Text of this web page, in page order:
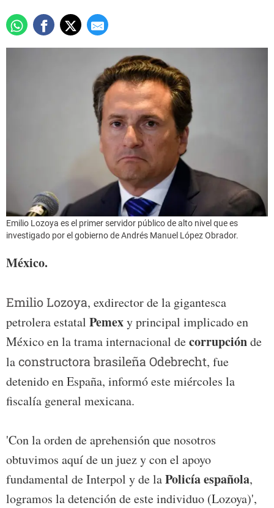
Emilio Lozoya es el primer servidor público de alto nivel que es
investigado por el gobierno de Andrés Manuel López Obrador.
México.
Emilio Lozoya, exdirector de la gigantesca
petrolera estatal Pemexy principal implicado en
México en la trama internacional decorrupciónde
laconstructora brasileña Odebrecht, fue
detenido en España, informó este miércoles la
fiscalía general mexicana.
'Con la orden de aprehensión que nosotros
obtuvimos aquí de un juez y con el apoyo
fundamental de Interpol y de laPolicía española,
logramos la detención de este individuo (Lozoya)',